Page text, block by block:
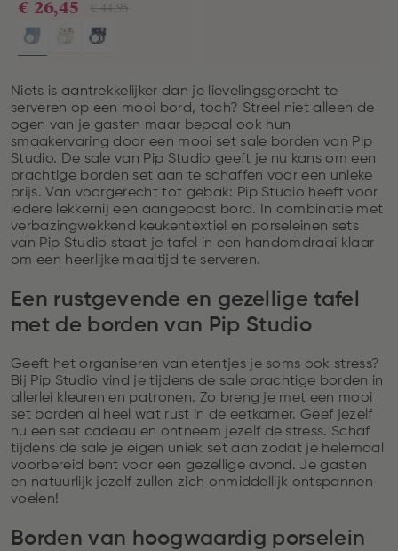
€ 44,95
€ 26,45
Niets is aantrekkelijker dan je lievelingsgerecht te
serveren op een mooi bord, toch? Streel niet alleen de
ogen van je gasten maar bepaal ook hun
smaakervaring door een mooi set sale borden van Pip
Studio. De sale van Pip Studio geeft je nu kans om een
prachtige borden set aan te schaffen voor een unieke
prijs. Van voorgerecht tot gebak: Pip Studio heeft voor
iedere lekkernij een aangepast bord. In combinatie met
verbazingwekkend keukentextiel en porseleinen sets
van Pip Studio staat je tafel in een handomdraai klaar
om een heerlijke maaltijd te serveren.
Een rustgevende en gezellige tafel
met de borden van Pip Studio
Geeft het organiseren van etentjes je soms ook stress?
Bij Pip Studio vind je tijdens de sale prachtige borden in
allerlei kleuren en patronen. Zo breng je met een mooi
set borden al heel wat rust in de eetkamer. Geef jezelf
nu een set cadeau en ontneem jezelf de stress. Schaf
tijdens de sale je eigen uniek set aan zodat je helemaal
voorbereid bent voor een gezellige avond. Je gasten
en natuurlijk jezelf zullen zich onmiddellijk ontspannen
voelen!
Borden van hoogwaardig porselein